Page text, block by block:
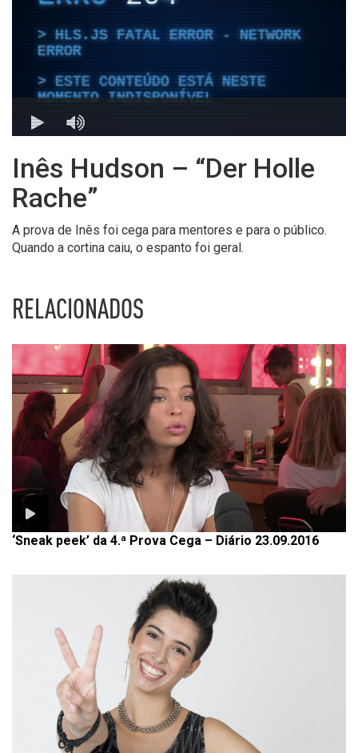
Inês Hudson – “Der Holle
Rache”
A prova de Inês foi cega para mentores e para o público.
Quando a cortina caiu, o espanto foi geral.
RELACIONADOS
‘Sneak peek’ da 4.ª Prova Cega – Diário 23.09.2016